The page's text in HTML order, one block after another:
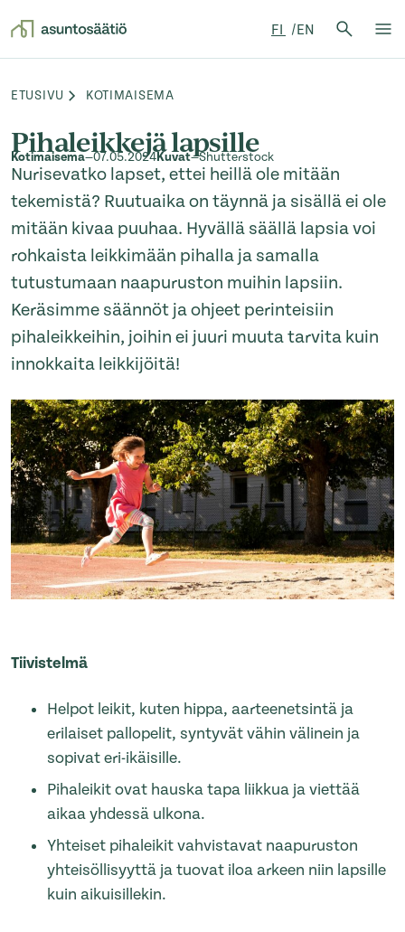
FI EN
Hae:
Browse:
ETUSIVU KOTIMAISEMA
Pihaleikkejä lapsille
Kotimaisema—07.05.2024Kuvat—Shutterstock
Nurisevatko lapset, ettei heillä ole mitään
tekemistä? Ruutuaika on täynnä ja sisällä ei ole
mitään kivaa puuhaa. Hyvällä säällä lapsia voi
rohkaista leikkimään pihalla ja samalla
tutustumaan naapuruston muihin lapsiin.
Keräsimme säännöt ja ohjeet perinteisiin
pihaleikkeihin, joihin ei juuri muuta tarvita kuin
innokkaita leikkijöitä!
Tiivistelmä
Helpot leikit, kuten hippa, aarteenetsintä ja
erilaiset pallopelit, syntyvät vähin välinein ja
sopivat eri-ikäisille.
Pihaleikit ovat hauska tapa liikkua ja viettää
aikaa yhdessä ulkona.
Yhteiset pihaleikit vahvistavat naapuruston
yhteisöllisyyttä ja tuovat iloa arkeen niin lapsille
kuin aikuisillekin.